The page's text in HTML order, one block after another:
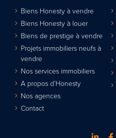
Biens Honesty à vendre
Biens Honesty à louer
Biens de prestige à vendre
Projets immobiliers neufs à
vendre
Nos services immobiliers
A propos d’Honesty
Nos agences
Contact